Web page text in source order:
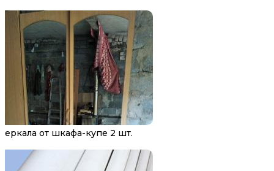
Зеркала от шкафа-купе 2 шт.